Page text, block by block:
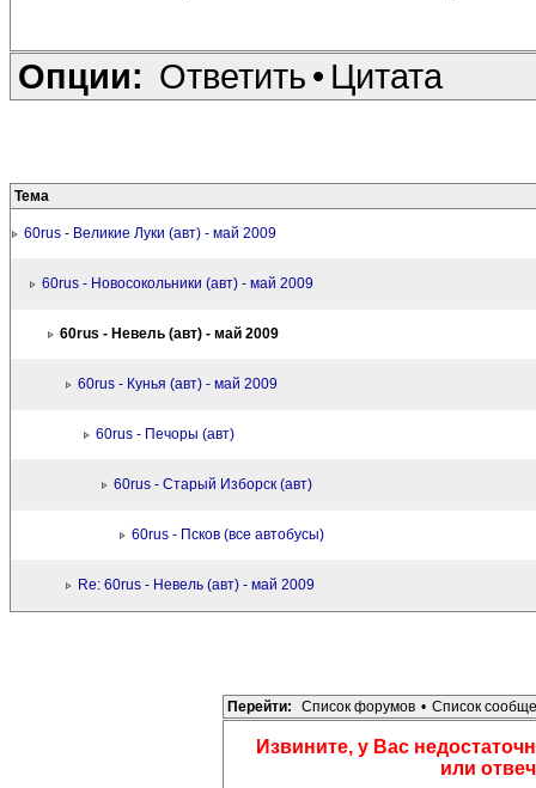
Опции: Ответить • Цитата
Тема
60rus - Великие Луки (авт) - май 2009
60rus - Новосокольники (авт) - май 2009
60rus - Невель (авт) - май 2009
60rus - Кунья (авт) - май 2009
60rus - Печоры (авт)
60rus - Старый Изборск (авт)
60rus - Псков (все автобусы)
Re: 60rus - Невель (авт) - май 2009
Перейти: Список форумов • Список
Извините, у Вас
или